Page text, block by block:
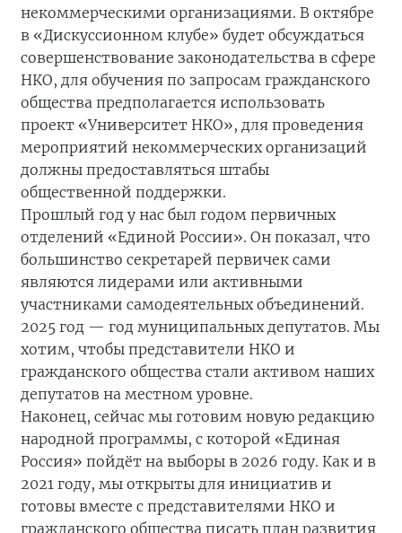
некоммерческими организациями. В октябре
в «Дискуссионном клубе» будет обсуждаться
совершенствование законодательства в сфере
НКО, для обучения по запросам гражданского
общества предполагается использовать
проект «Университет НКО», для проведения
мероприятий некоммерческих организаций
должны предоставляться штабы
общественной поддержки.
Прошлый год у нас был годом первичных
отделений «Единой России». Он показал, что
большинство секретарей первичек сами
являются лидерами или активными
участниками самодеятельных объединений.
2025 год — год муниципальных депутатов. Мы
хотим, чтобы представители НКО и
гражданского общества стали активом наших
депутатов на местном уровне.
Наконец, сейчас мы готовим новую редакцию
народной программы, с которой «Единая
Россия» пойдёт на выборы в 2026 году. Как и в
2021 году, мы открыты для инициатив и
готовы вместе с представителями НКО и
гражданского общества писать план развития